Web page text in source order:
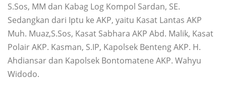
S.Sos, MM dan Kabag Log Kompol Sardan, SE.
Sedangkan dari Iptu ke AKP, yaitu Kasat Lantas AKP
Muh. Muaz,S.Sos, Kasat Sabhara AKP Abd. Malik, Kasat
Polair AKP. Kasman, S.IP, Kapolsek Benteng AKP. H.
Ahdiansar dan Kapolsek Bontomatene AKP. Wahyu
Widodo.